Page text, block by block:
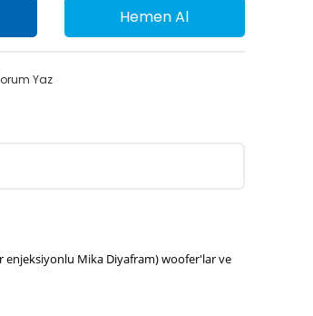
Hemen Al
Yaz
enjeksiyonlu Mika Diyafram) woofer'lar ve